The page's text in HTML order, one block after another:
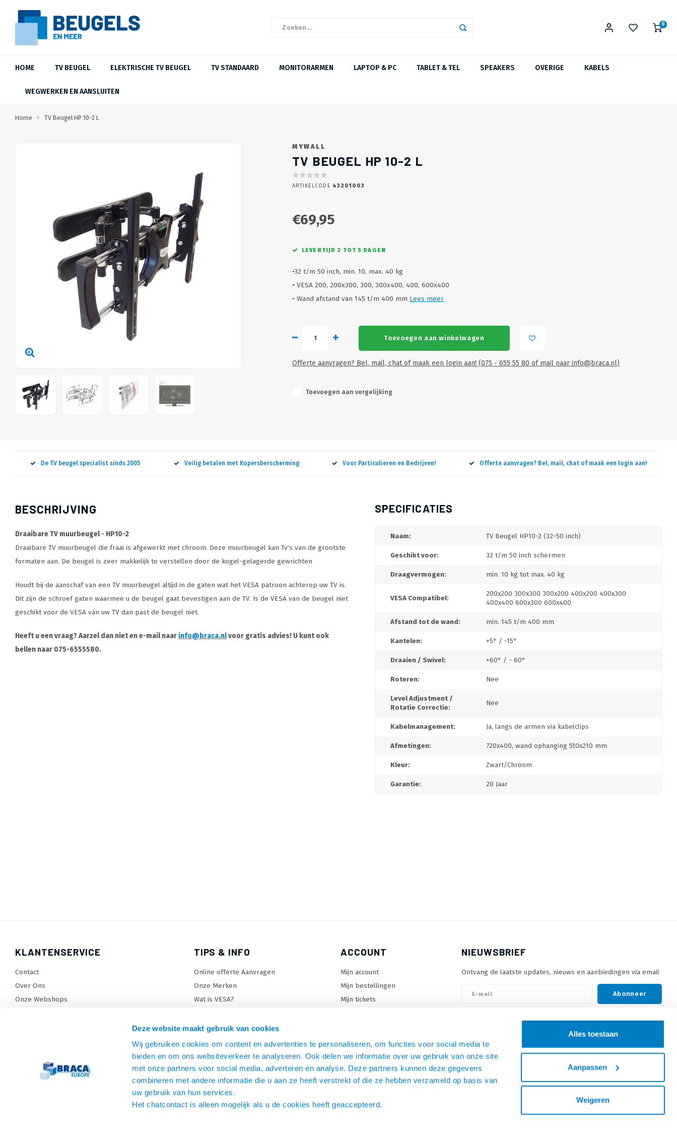
Deze website maakt gebruik van cookies
Wij gebruiken cookies om content en advertenties te personaliseren, om functies voor social media te
bieden en om ons websiteverkeer te analyseren. Ook delen we informatie over uw gebruik van onze site
met onze partners voor social media, adverteren en analyse. Deze partners kunnen deze gegevens
combineren met andere informatie die u aan ze heeft verstrekt of die ze hebben verzameld op basis van
uw gebruik van hun services.
Het chatcontact is alleen mogelijk als u de cookies heeft geaccepteerd.
Alles toestaan
Aanpassen
Weigeren
0
HOME TV BEUGEL ELEKTRISCHE TV BEUGEL TV STANDAARD MONITORARMEN LAPTOP & PC TABLET & TEL SPEAKERS OVERIGE KABELS
WEGWERKEN EN AANSLUITEN
Home TV Beugel HP 10-2 L
MYWALL
TV BEUGEL HP 10-2 L
ARTIKELCODE 43201003
€69,95
LEVERTIJD 2 TOT 5 DAGEN
•32 t/m 50 inch, min. 10, max. 40 kg
• VESA 200, 200x300, 300, 300x400, 400, 600x400
• Wand afstand van 145 t/m 400 mm Lees meer
Toevoegen aan winkelwagen
Offerte aanvragen? Bel, mail, chat of maak een login aan! (075 - 655 55 80 of mail naar info@braca.nl)
Toevoegen aan vergelijking
De TV beugel specialist sinds 2005 Veilig betalen met Kopersberscherming Voor Particulieren en Bedrijven! Offerte aanvragen? Bel, mail, chat of maak een login aan!
BESCHRIJVING
Draaibare TV muurbeugel - HP10-2
Draaibare TV muurbeugel die fraai is afgewerkt met chroom. Deze muurbeugel kan Tv's van de grootste
formaten aan. De beugel is zeer makkelijk te verstellen door de kogel-gelagerde gewrichten
Houdt bij de aanschaf van een TV muurbeugel altijd in de gaten wat het VESA patroon achterop uw TV is.
Dit zijn de schroef gaten waarmee u de beugel gaat bevestigen aan de TV. Is de VESA van de beugel niet
geschikt voor de VESA van uw TV dan past de beugel niet.
Heeft u een vraag? Aarzel dan niet en e-mail naar info@braca.nlvoor gratis advies! U kunt ook
bellen naar 075-6555580.
SPECIFICATIES
Naam: TV Beugel HP10-2 (32-50 inch)
Geschikt voor: 32 t/m 50 inch schermen
Draagvermogen: min. 10 kg tot max. 40 kg
VESA Compatibel:
200x200 300x300 300x200 400x200 400x300
400x400 600x300 600x400
Afstand tot de wand: min. 145 t/m 400 mm
Kantelen: +5° / -15°
Draaien / Swivel: +60° / - 60°
Roteren: Nee
Level Adjustment /
Rotatie Correctie:
Nee
Kabelmanagement: Ja, langs de armen via kabelclips
Afmetingen: 720x400, wand ophanging 510x210 mm
Kleur: Zwart/Chroom
Garantie: 20 Jaar
KLANTENSERVICE
Contact
Over Ons
Onze Webshops
Betaalmethoden en voorwaarden
Privacy policy
TIPS & INFO
Online offerte Aanvragen
Onze Merken
Wat is VESA?
TV standaard keuzehulp
TV lift keuzehulp
Monitorarm keuzehulp
SiteMap
ACCOUNT
Mijn account
Mijn bestellingen
Mijn tickets
NIEUWSBRIEF
Ontvang de laatste updates, nieuws en aanbiedingen via email
Abonneer